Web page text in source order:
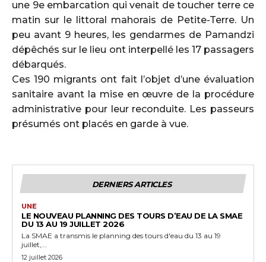
une 9e embarcation qui venait de toucher terre ce
matin sur le littoral mahorais de Petite-Terre. Un
peu avant 9 heures, les gendarmes de Pamandzi
dépêchés sur le lieu ont interpellé les 17 passagers
débarqués.
Ces 190 migrants ont fait l’objet d’une évaluation
sanitaire avant la mise en œuvre de la procédure
administrative pour leur reconduite. Les passeurs
présumés ont placés en garde à vue.
DERNIERS ARTICLES
UNE
LE NOUVEAU PLANNING DES TOURS D’EAU DE LA SMAE
DU 13 AU 19 JUILLET 2026
La SMAE a transmis le planning des tours d'eau du 13 au 19
juillet,...
12 juillet 2026